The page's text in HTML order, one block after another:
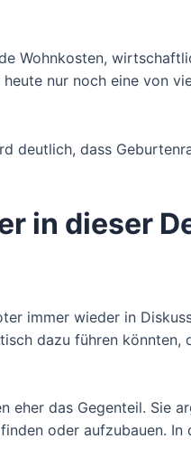
Wohnkosten,
nur noch eine von
deutlich, dass
in dieser
immer wieder in
dazu führen könnten,
eher das Gegenteil. Sie
oder aufzubauen.